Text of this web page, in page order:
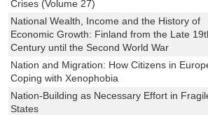
Crises (Volume 27)
National Wealth, Income and the History of
Economic Growth: Finland from the Late
Century until the Second World War
Nation and Migration: How Citizens in
Coping with Xenophobia
Nation-Building as Necessary Effort in
States